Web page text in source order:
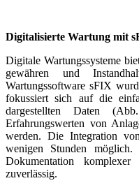
Digitalisierte Wartung mit
Digitale Wartungssysteme
gewähren und
Wartungssoftware sFIX
fokussiert sich auf die
dargestellten Daten
Erfahrungswerten von
werden. Die Integration
wenigen Stunden
Dokumentation
zuverlässig.